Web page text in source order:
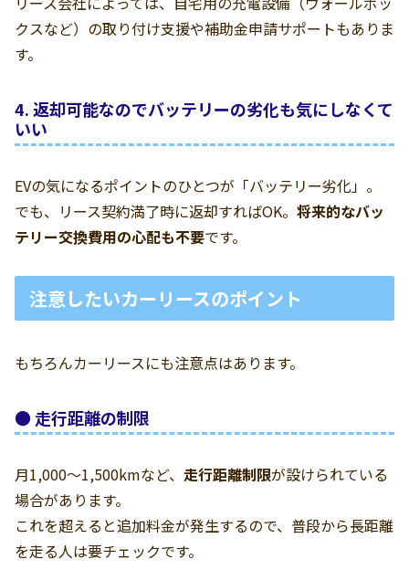
クスなど）の取り付け支援や補助金申請サポートもありま
す。
4. 返却可能なのでバッテリーの劣化も気にしなくて
いい
EVの気になるポイントのひとつが「バッテリー劣化」。
でも、リース契約満了時に返却すればOK。 将来的なバッ
テリー交換費用の心配も不要です。
注意したいカーリースのポイント
もちろんカーリースにも注意点はあります。
● 走行距離の制限
月1,000〜1,500kmなど、 走行距離制限が設けられている
場合があります。
これを超えると追加料金が発生するので、普段から長距離
を走る人は要チェックです。